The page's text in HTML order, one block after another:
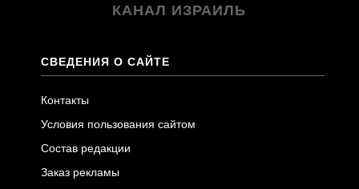
КАНАЛ ИЗРАИЛЬ
СВЕДЕНИЯ О САЙТЕ
Контакты
Условия пользования сайтом
Состав редакции
Заказ рекламы